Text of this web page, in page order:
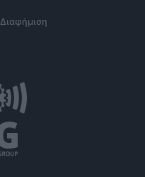
Διαφήμιση